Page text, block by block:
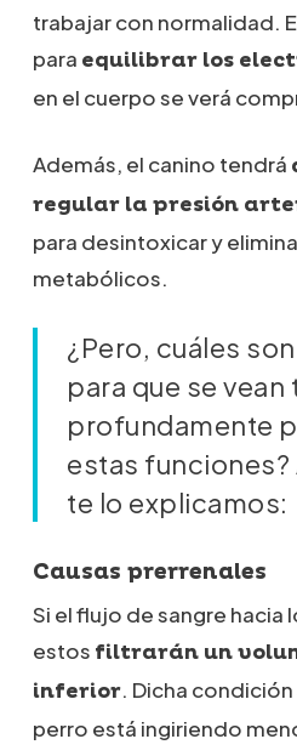
trabajar con normalidad.
para equilibrar los
en el cuerpo se verá
Además, el canino tendrá
regular la presión
para desintoxicar y
metabólicos.
¿Pero, cuáles
para que se vean
profundamente
estas
te lo explicamos:
Causas prerrenales
Si el flujo de sangre hacia
estos filtrarán un
inferior. Dicha
perro está ingiriendo